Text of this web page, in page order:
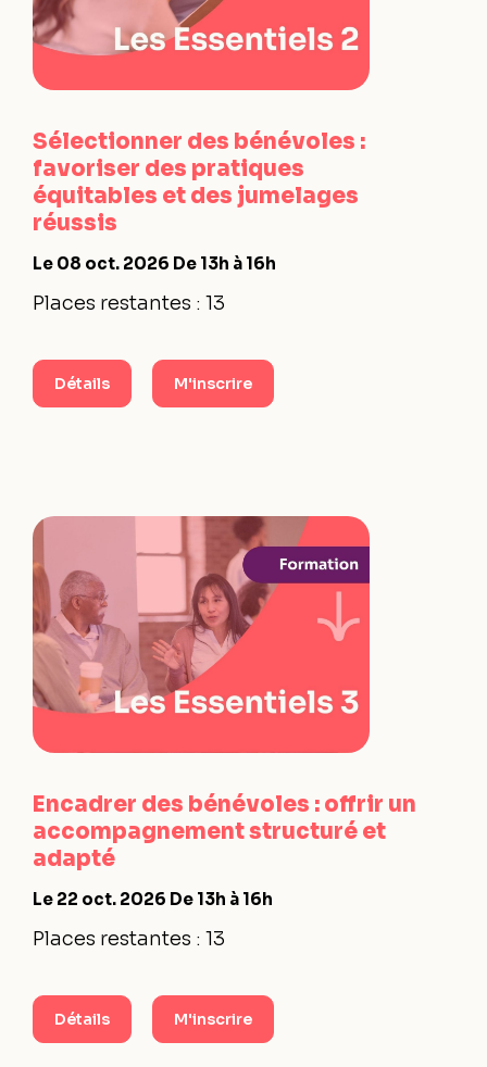
Sélectionner des bénévoles :
favoriser des pratiques
équitables et des jumelages
réussis
Le 08 oct. 2026 De 13h à 16h
Places restantes : 13
Détails M'inscrire
Encadrer des bénévoles : offrir un
accompagnement structuré et
adapté
Le 22 oct. 2026 De 13h à 16h
Places restantes : 13
Détails M'inscrire